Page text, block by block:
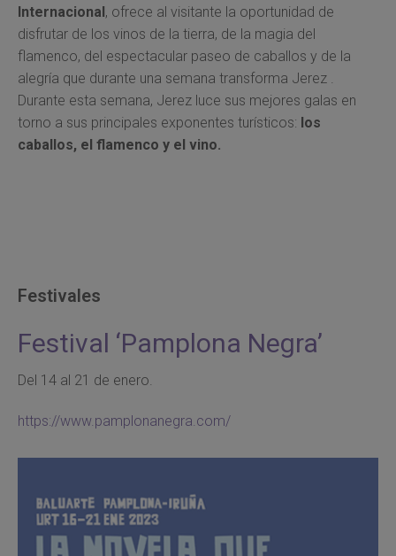
Internacional , ofrece al visitante la oportunidad de
disfrutar de los vinos de la tierra, de la magia del
flamenco, del espectacular paseo de caballos y de la
alegría que durante una semana transforma Jerez .
Durante esta semana, Jerez luce sus mejores galas en
torno a sus principales exponentes turísticos: los
caballos, el flamenco y el vino.
Festivales
Festival ‘Pamplona Negra’
Del 14 al 21 de enero.
https://www.pamplonanegra.com/